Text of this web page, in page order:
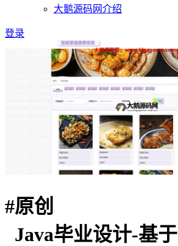
大鹅源码网介绍
登录
#原创
Java毕业设计-基于